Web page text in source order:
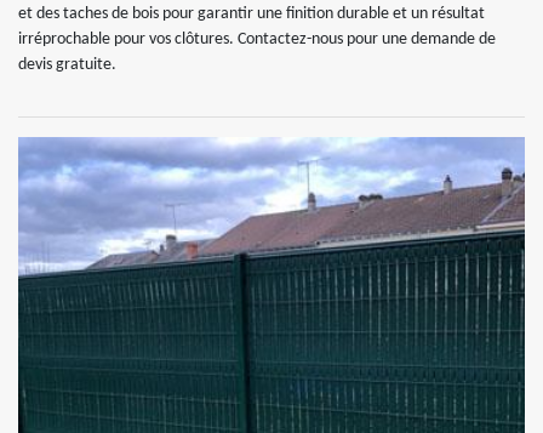
et des taches de bois pour garantir une finition durable et un résultat
irréprochable pour vos clôtures. Contactez-nous pour une demande de
devis gratuite.